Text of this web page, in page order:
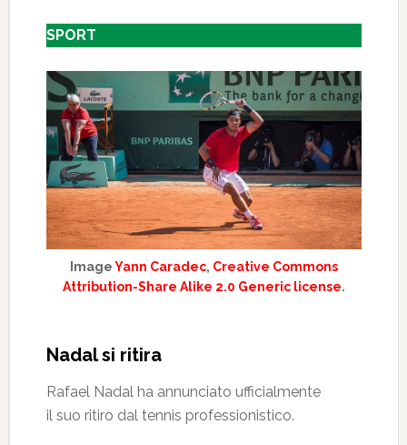
SPORT
ImageYann Caradec, Creative Commons
Attribution-Share Alike 2.0 Generic license.
Nadal si ritira
Rafael Nadal ha annunciato ufficialmente
il suo ritiro dal tennis professionistico.